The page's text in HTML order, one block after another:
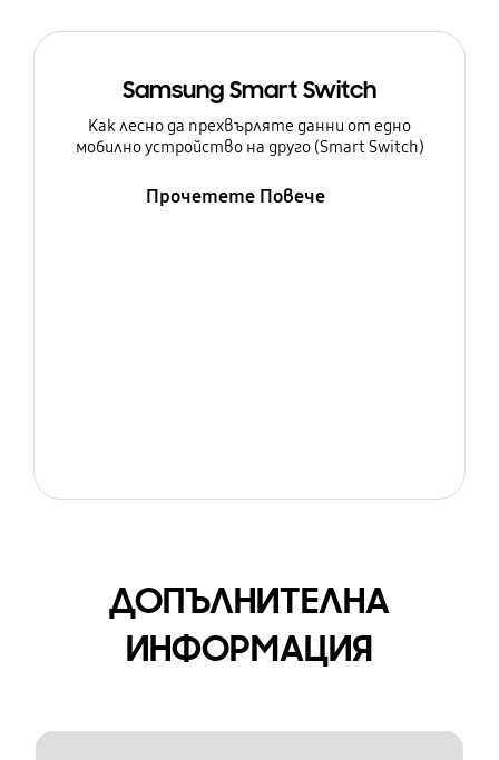
Samsung Smart Switch
Как лесно да прехвърляте данни от едно
мобилно устройство на друго (Smart Switch)
Прочетете Повече
ДОПЪЛНИТЕЛНА
ИНФОРМАЦИЯ